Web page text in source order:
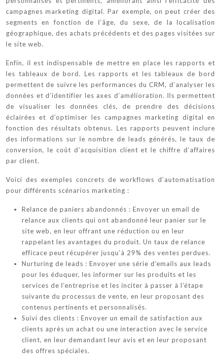
campagnes marketing digital. Par exemple, on peut créer des
segments en fonction de l’âge, du sexe, de la localisation
géographique, des achats précédents et des pages visitées sur
le site web.
Enfin, il est indispensable de mettre en place les rapports et
les tableaux de bord. Les rapports et les tableaux de bord
permettent de suivre les performances du CRM, d’analyser les
données et d’identifier les axes d’amélioration. Ils permettent
de visualiser les données clés, de prendre des décisions
éclairées et d’optimiser les campagnes marketing digital en
fonction des résultats obtenus. Les rapports peuvent inclure
des informations sur le nombre de leads générés, le taux de
conversion, le coût d’acquisition client et le chiffre d’affaires
par client.
Voici des exemples concrets de workflows d’automatisation
pour différents scénarios marketing :
Relance de paniers abandonnés : Envoyer un email de
relance aux clients qui ont abandonné leur panier sur le
site web, en leur offrant une réduction ou en leur
rappelant les avantages du produit. Un taux de relance
efficace peut récupérer jusqu’à 29% des ventes perdues.
Nurturing de leads : Envoyer une série d’emails aux leads
pour les éduquer, les informer sur les produits et les
services de l’entreprise et les inciter à passer à l’étape
suivante du processus de vente, en leur proposant des
contenus pertinents et personnalisés.
Suivi des clients : Envoyer un email de satisfaction aux
clients après un achat ou une interaction avec le service
client, en leur demandant leur avis et en leur proposant
des offres spéciales.